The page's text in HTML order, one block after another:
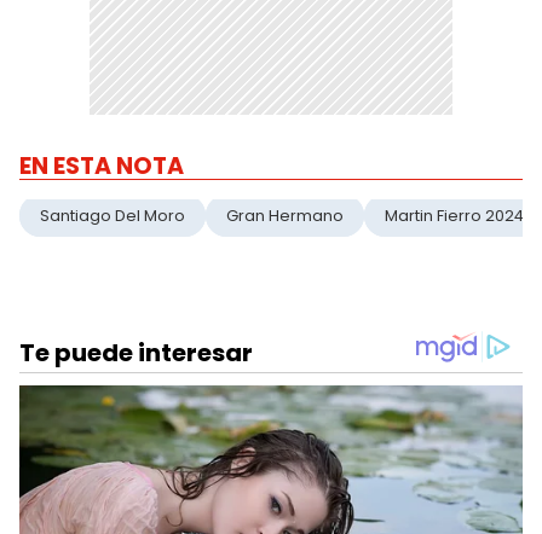
EN ESTA NOTA
Santiago Del Moro Gran Hermano Martin Fierro 2024